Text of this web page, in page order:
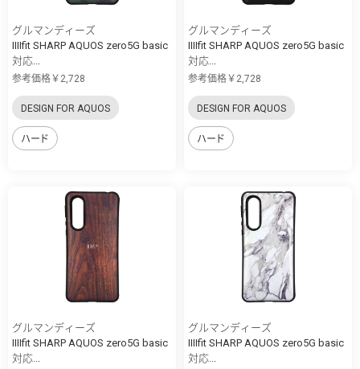
グルマンディーズ
IIIIfit SHARP AQUOS zero5G basic
対応...
参考価格￥2,728
DESIGN FOR AQUOS
ハード
グルマンディーズ
IIIIfit SHARP AQUOS zero5G basic
対応...
参考価格￥2,728
DESIGN FOR AQUOS
ハード
グルマンディーズ
IIIIfit SHARP AQUOS zero5G basic
対応...
グルマンディーズ
IIIIfit SHARP AQUOS zero5G basic
対応...